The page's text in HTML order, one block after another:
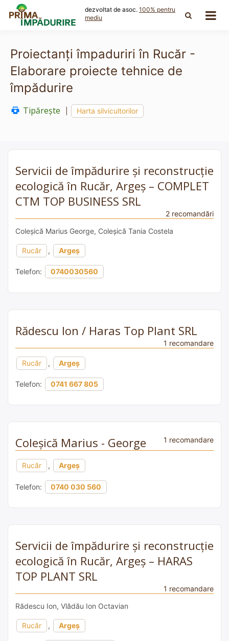
content
dezvoltat de asoc. 100% pentru
mediu
Proiectanți împaduriri în Rucăr -
Elaborare proiecte tehnice de
împădurire
Tipărește Harta silvicultorilor
Servicii de împădurire și reconstrucție
ecologică în Rucăr, Argeș – COMPLET
CTM TOP BUSINESS SRL
2 recomandări
Coleșică Marius George, Coleșică Tania Costela
Rucăr , Argeș
Telefon: 0740030560
Rădescu Ion / Haras Top Plant SRL
1 recomandare
Rucăr , Argeș
Telefon: 0741 667 805
Coleșică Marius - George 1 recomandare
Rucăr , Argeș
Telefon: 0740 030 560
Servicii de împădurire și reconstrucție
ecologică în Rucăr, Argeș – HARAS
TOP PLANT SRL
1 recomandare
Rădescu Ion, Vlădău Ion Octavian
Rucăr , Argeș